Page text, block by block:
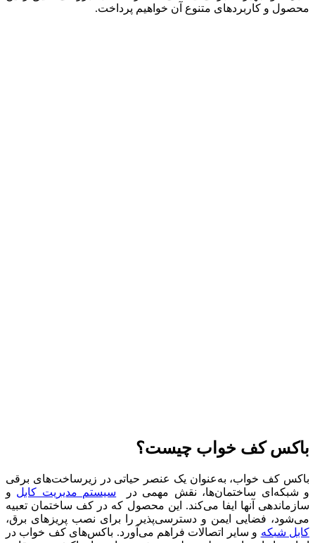
محصول و کاربردهای متنوع آن خواهیم پرداخت.
باکس کف خواب چیست؟
باکس کف خواب، به‌عنوان یک عنصر حیاتی در زیرساخت‌های برقی
و شبکه‌ای ساختمان‌ها، نقش مهمی در سیستم مدیریت کابل و
سازماندهی آنها ایفا می‌کند. این محصول که در کف ساختمان تعبیه
می‌شود، فضایی ایمن و دسترسی‌پذیر را برای نصب پریزهای برق،
کابل شبکه و سایر اتصالات فراهم می‌آورد. باکس‌های کف خواب در